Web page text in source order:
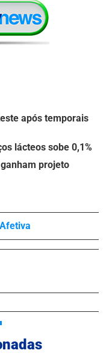
após temporais
lácteos sobe 0,1%
projeto